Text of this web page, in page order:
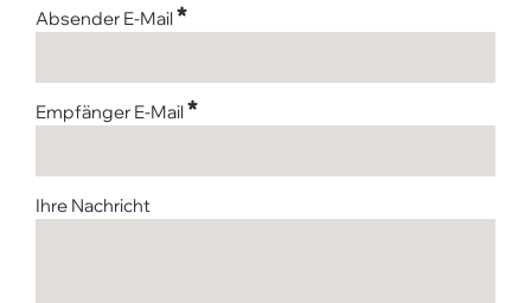
Absender E-Mail*
Empfänger E-Mail*
Ihre Nachricht